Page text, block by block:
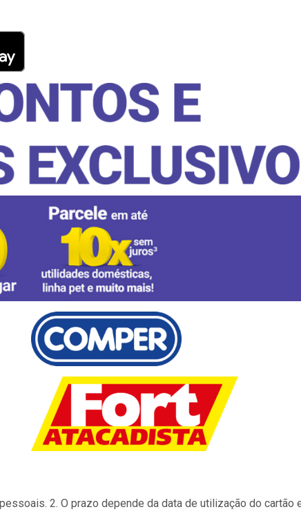
2. O prazo depende da data de utilização do cartão